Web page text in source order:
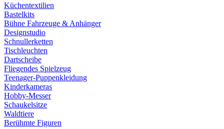
Küchentextilien
Bastelkits
Bühne Fahrzeuge & Anhänger
Designstudio
Schnullerketten
Tischleuchten
Dartscheibe
Fliegendes Spielzeug
Teenager-Puppenkleidung
Kinderkameras
Hobby-Messer
Schaukelsitze
Waldtiere
Berühmte Figuren